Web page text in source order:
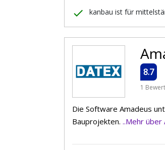
done kanbau ist für
8.7
1
Die Software Amadeus
Bauprojekten. ..Mehr über